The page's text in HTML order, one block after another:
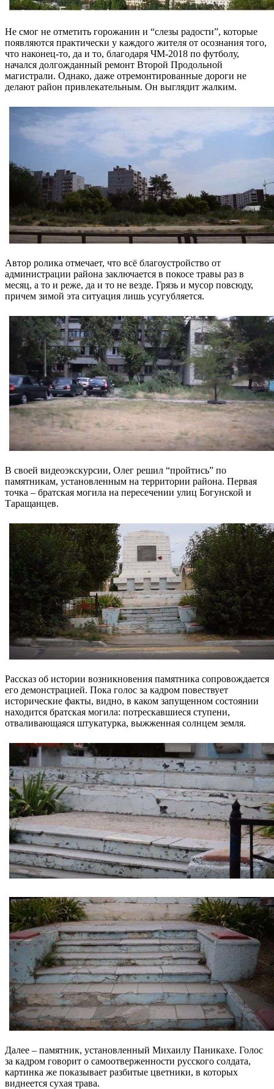
Не смог не отметить горожанин и “слезы радости”, которые
появляются практически у каждого жителя от осознания того,
что наконец-то, да и то, благодаря ЧМ-2018 по футболу,
начался долгожданный ремонт Второй Продольной
магистрали. Однако, даже отремонтированные дороги не
делают район привлекательным. Он выглядит жалким.
Автор ролика отмечает, что всё благоустройство от
администрации района заключается в покосе травы раз в
месяц, а то и реже, да и то не везде. Грязь и мусор повсюду,
причем зимой эта ситуация лишь усугубляется.
В своей видеоэкскурсии, Олег решил “пройтись” по
памятникам, установленным на территории района. Первая
точка – братская могила на пересечении улиц Богунской и
Таращанцев.
Рассказ об истории возникновения памятника сопровождается
его демонстрацией. Пока голос за кадром повествует
исторические факты, видно, в каком запущенном состоянии
находится братская могила: потрескавшиеся ступени,
отваливающаяся штукатурка, выжженная солнцем земля.
Далее – памятник, установленный Михаилу Паникахе. Голос
за кадром говорит о самоотверженности русского солдата,
картинка же показывает разбитые цветники, в которых
виднеется сухая трава.